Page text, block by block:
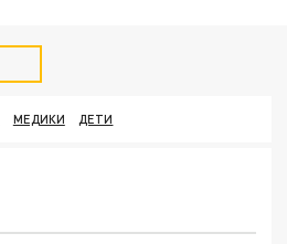
МЕДИКИ ДЕТИ